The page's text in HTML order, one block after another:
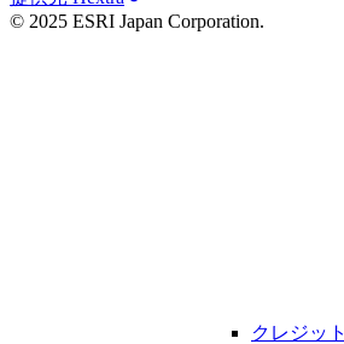
クレジット
© 2025 ESRI Japan Corporation.